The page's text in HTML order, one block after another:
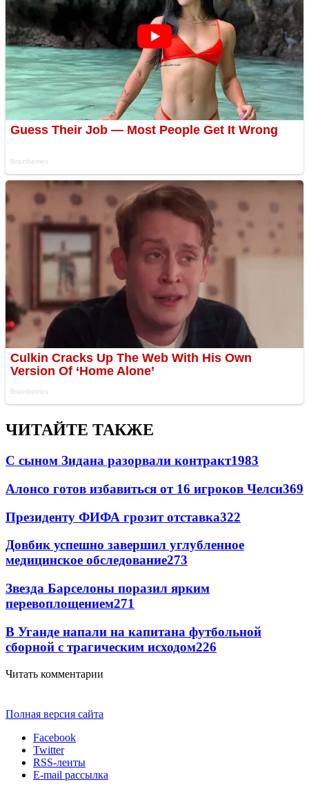
ЧИТАЙТЕ ТАКЖЕ
С сыном Зидана разорвали контракт1983
Алонсо готов избавиться от 16 игроков Челси369
Президенту ФИФА грозит отставка322
Довбик успешно завершил углубленное
медицинское обследование273
Звезда Барселоны поразил ярким
перевоплощением271
В Уганде напали на капитана футбольной
сборной с трагическим исходом226
Читать комментарии
Полная версия сайта
Facebook
Twitter
RSS-ленты
E-mail рассылка